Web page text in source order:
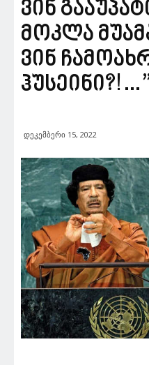
ვინ
მოკლა
ვინ
დეკემბერი 15, 2022